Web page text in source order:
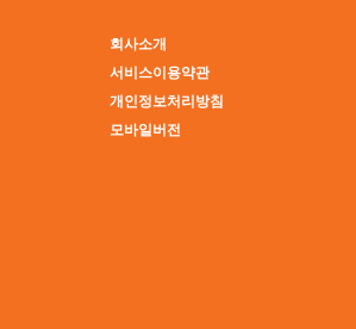
회사소개
서비스이용약관
개인정보처리방침
모바일버전